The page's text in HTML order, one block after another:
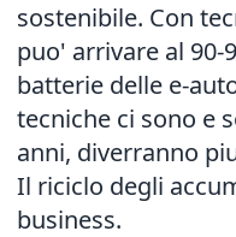
sostenibile. Con
puo' arrivare al 90-
batterie delle e-
tecniche ci sono e
anni, diverranno
Il riciclo degli
business.